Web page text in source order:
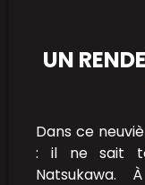
UN
Dans ce
: il ne sait